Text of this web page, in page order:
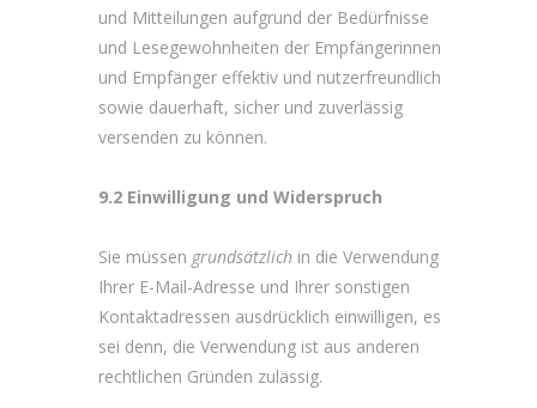
und Mitteilungen aufgrund der Bedürfnisse
und Lesegewohnheiten der Empfängerinnen
und Empfänger effektiv und nutzerfreundlich
sowie dauerhaft, sicher und zuverlässig
versenden zu können.
9.2 Einwilligung und Widerspruch
Sie müssen grundsätzlichin die Verwendung
Ihrer E-Mail-Adresse und Ihrer sonstigen
Kontaktadressen ausdrücklich einwilligen, es
sei denn, die Verwendung ist aus anderen
rechtlichen Gründen zulässig.